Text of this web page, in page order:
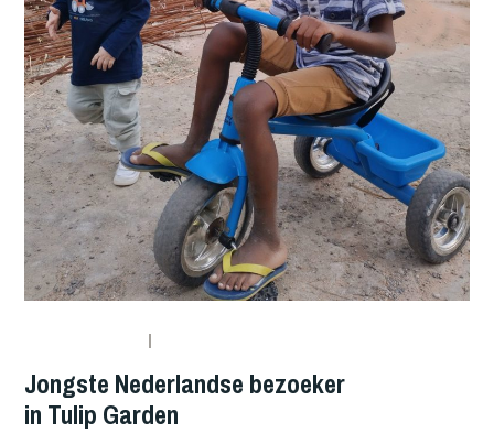
Jongste Nederlandse bezoeker
in Tulip Garden